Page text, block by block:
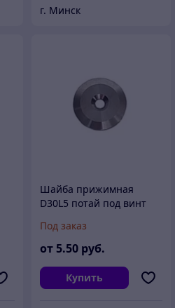
г. Минск
Шайба прижимная
D30L5 потай под винт
Под заказ
от 5.50 руб.
Купить